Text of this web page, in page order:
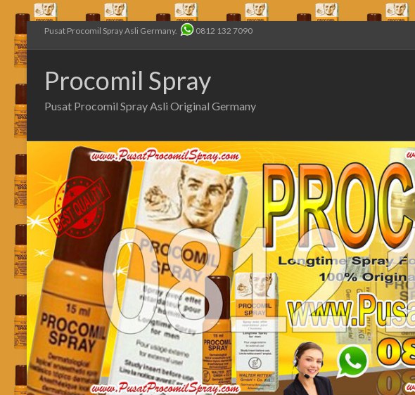
Pusat Procomil Spray Asli Germany. 0812 132 7090
Procomil Spray
Pusat Procomil Spray Asli Original Germany